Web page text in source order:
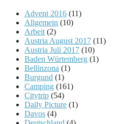
Advent 2016 (11)
Allgemein (10)
Arbeit (2)
Austria August 2017 (11)
Austria Juli 2017 (10)
Baden Würtemberg (1)
Bellinzona (1)
Burgund (1)
Camping (161)
Citytrip (54)
Daily Picture (1)
Davos (4)